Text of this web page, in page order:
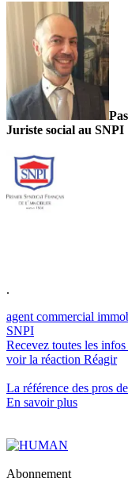
Juriste social au SNPI
.
agent commercial
SNPI
Recevez toutes les
voir la réaction Réagir
La référence des pros
En savoir plus
Abonnement